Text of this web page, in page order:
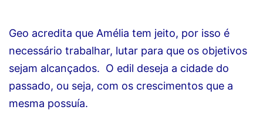
Geo acredita que Amélia tem jeito, por isso é
necessário trabalhar, lutar para que os objetivos
sejam alcançados. O edil deseja a cidade do
passado, ou seja, com os crescimentos que a
mesma possuía.